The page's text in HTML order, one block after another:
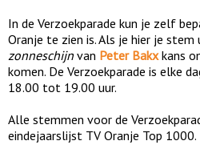
In de Verzoekparade kun je zelf
Oranje te zien is. Als je hier je
zonneschijn van Peter Bakxkans
komen. De Verzoekparade is elke
18.00 tot 19.00 uur.
Alle stemmen voor de
eindejaarslijst TV Oranje Top 1000.